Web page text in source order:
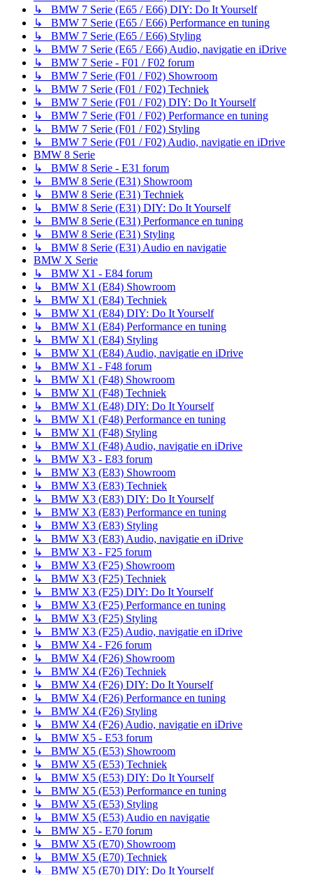
↳ BMW 7 Serie (E65 / E66) DIY: Do It Yourself
↳ BMW 7 Serie (E65 / E66) Performance en tuning
↳ BMW 7 Serie (E65 / E66) Styling
↳ BMW 7 Serie (E65 / E66) Audio, navigatie en iDrive
↳ BMW 7 Serie - F01 / F02 forum
↳ BMW 7 Serie (F01 / F02) Showroom
↳ BMW 7 Serie (F01 / F02) Techniek
↳ BMW 7 Serie (F01 / F02) DIY: Do It Yourself
↳ BMW 7 Serie (F01 / F02) Performance en tuning
↳ BMW 7 Serie (F01 / F02) Styling
↳ BMW 7 Serie (F01 / F02) Audio, navigatie en iDrive
BMW 8 Serie
↳ BMW 8 Serie - E31 forum
↳ BMW 8 Serie (E31) Showroom
↳ BMW 8 Serie (E31) Techniek
↳ BMW 8 Serie (E31) DIY: Do It Yourself
↳ BMW 8 Serie (E31) Performance en tuning
↳ BMW 8 Serie (E31) Styling
↳ BMW 8 Serie (E31) Audio en navigatie
BMW X Serie
↳ BMW X1 - E84 forum
↳ BMW X1 (E84) Showroom
↳ BMW X1 (E84) Techniek
↳ BMW X1 (E84) DIY: Do It Yourself
↳ BMW X1 (E84) Performance en tuning
↳ BMW X1 (E84) Styling
↳ BMW X1 (E84) Audio, navigatie en iDrive
↳ BMW X1 - F48 forum
↳ BMW X1 (F48) Showroom
↳ BMW X1 (F48) Techniek
↳ BMW X1 (E48) DIY: Do It Yourself
↳ BMW X1 (F48) Performance en tuning
↳ BMW X1 (F48) Styling
↳ BMW X1 (F48) Audio, navigatie en iDrive
↳ BMW X3 - E83 forum
↳ BMW X3 (E83) Showroom
↳ BMW X3 (E83) Techniek
↳ BMW X3 (E83) DIY: Do It Yourself
↳ BMW X3 (E83) Performance en tuning
↳ BMW X3 (E83) Styling
↳ BMW X3 (E83) Audio, navigatie en iDrive
↳ BMW X3 - F25 forum
↳ BMW X3 (F25) Showroom
↳ BMW X3 (F25) Techniek
↳ BMW X3 (F25) DIY: Do It Yourself
↳ BMW X3 (F25) Performance en tuning
↳ BMW X3 (F25) Styling
↳ BMW X3 (F25) Audio, navigatie en iDrive
↳ BMW X4 - F26 forum
↳ BMW X4 (F26) Showroom
↳ BMW X4 (F26) Techniek
↳ BMW X4 (F26) DIY: Do It Yourself
↳ BMW X4 (F26) Performance en tuning
↳ BMW X4 (F26) Styling
↳ BMW X4 (F26) Audio, navigatie en iDrive
↳ BMW X5 - E53 forum
↳ BMW X5 (E53) Showroom
↳ BMW X5 (E53) Techniek
↳ BMW X5 (E53) DIY: Do It Yourself
↳ BMW X5 (E53) Performance en tuning
↳ BMW X5 (E53) Styling
↳ BMW X5 (E53) Audio en navigatie
↳ BMW X5 - E70 forum
↳ BMW X5 (E70) Showroom
↳ BMW X5 (E70) Techniek
↳ BMW X5 (E70) DIY: Do It Yourself